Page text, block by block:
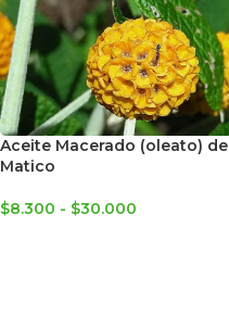
Aceite Macerado (oleato) de
Matico
$8.300 - $30.000